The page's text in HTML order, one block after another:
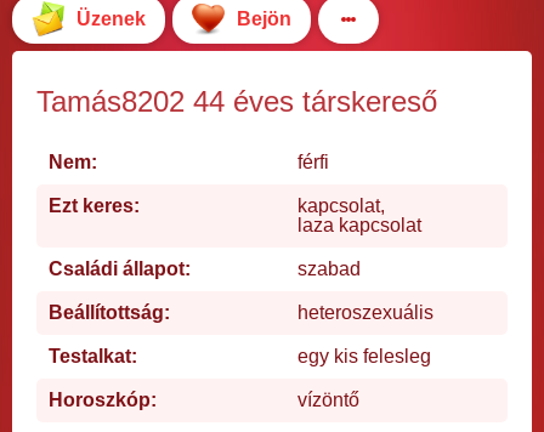
Üzenek Bejön
Tamás8202 44 éves társkereső
Nem: férfi
Ezt keres:
kapcsolat,
laza kapcsolat
Családi állapot: szabad
Beállítottság: heteroszexuális
Testalkat: egy kis felesleg
Horoszkóp: vízöntő